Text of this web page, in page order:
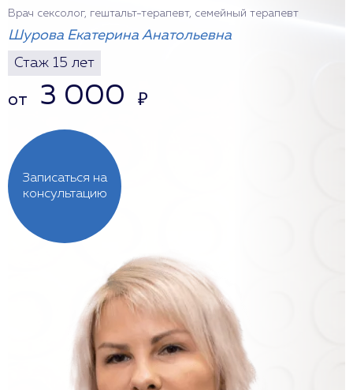
Записаться на
консультацию
Врач сексолог, гештальт-терапевт, семейный терапевт
Шурова Екатерина Анатольевна
Стаж 15 лет
от 3 000 ₽